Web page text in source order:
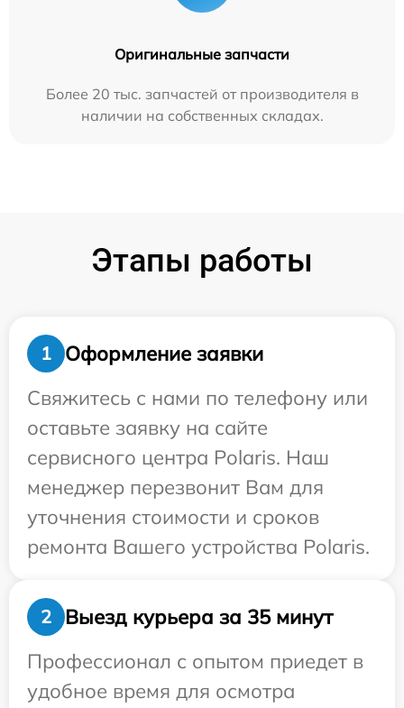
Оригинальные запчасти
Более 20 тыс. запчастей от производителя в
наличии на собственных складах.
Этапы работы
1
Оформление заявки
Свяжитесь с нами по телефону или
оставьте заявку на сайте
сервисного центра Polaris. Наш
менеджер перезвонит Вам для
уточнения стоимости и сроков
ремонта Вашего устройства Polaris.
2
Выезд курьера за 35 минут
Профессионал с опытом приедет в
удобное время для осмотра